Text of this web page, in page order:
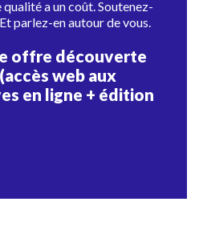
a un coût. Soutenez-
parlez-en autour de vous.
offre découverte
web aux
en ligne + édition